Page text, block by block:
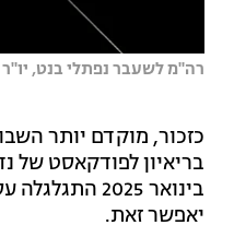
רה"מ לשעבר נפתלי בנט, יו"ר
כזכור, מוקדם יותר
בריאיון לפודקאסט של
יאפשר זאת.